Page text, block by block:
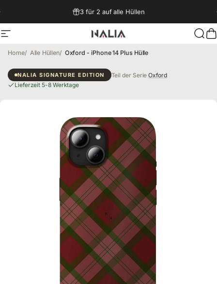
3 für 2 auf alle Hüllen
Seitennavigation NALIA Berlin
Home Alle Hüllen Oxford - iPhone 14 Plus Hülle
Oxford - iPhone 14 Plus Hülle
NALIA SIGNATURE EDITION Teil der SerieOxford
Lieferzeit 5-8 Werktage